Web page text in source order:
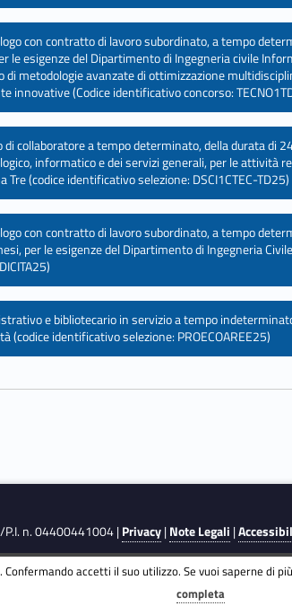
con contratto di lavoro subordinato, a tempo
esigenze del Dipartimento di Ingegneria civile
metodologie avanzate di ottimizzazione
(Codice identificativo concorso:
collaboratore a tempo determinato, della durata
informatico e dei servizi generali, per le attività
(codice identificativo selezione: DSCI1CTEC-TD25)
con contratto di lavoro subordinato, a tempo
per le esigenze del Dipartimento di Ingegneria
e bibliotecario in servizio a tempo
identificativo selezione: PROECOAREE25)
P.I. n. 04400441004 |Privacy|Note Legali |
accetti il suo utilizzo. Se vuoi saperne di
completa